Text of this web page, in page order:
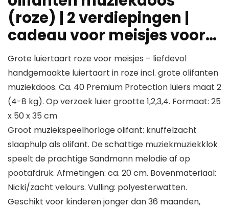
(roze) | 2 verdiepingen |
cadeau voor meisjes voor…
Grote luiertaart roze voor meisjes – liefdevol
handgemaakte luiertaart in roze incl. grote olifanten
muziekdoos. Ca. 40 Premium Protection luiers maat 2
(4-8 kg). Op verzoek luier grootte 1,2,3,4. Formaat: 25
x 50 x 35 cm
Groot muziekspeelhorloge olifant: knuffelzacht
slaaphulp als olifant. De schattige muziekmuziekklok
speelt de prachtige Sandmann melodie af op
pootafdruk. Afmetingen: ca. 20 cm. Bovenmateriaal:
Nicki/zacht velours. Vulling: polyesterwatten.
Geschikt voor kinderen jonger dan 36 maanden,